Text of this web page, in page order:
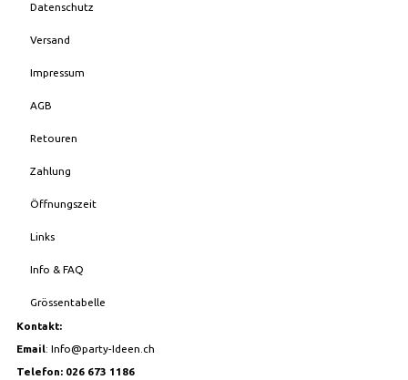
Datenschutz
Versand
Impressum
AGB
Retouren
Zahlung
Öffnungszeit
Links
Info & FAQ
Grössentabelle
Kontakt:
Email: Info@party-Ideen.ch
Telefon: 026 673 1186